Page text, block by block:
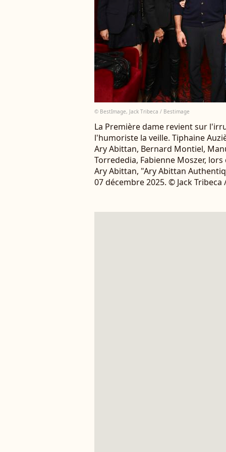
© BestImage, Jack Tribeca / Bestimage
La Première dame revient sur
l'humoriste la veille. Tiphaine
Ary Abittan, Bernard Montiel,
Torrededia, Fabienne Moszer,
Ary Abittan, "Ary Abittan
07 décembre 2025. © Jack Tribeca